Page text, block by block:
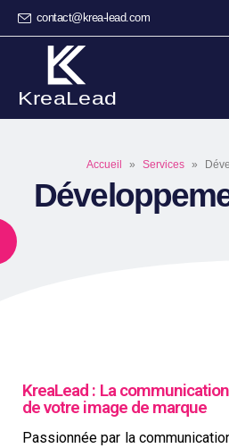
contact@krea-lead.com
Accueil » Services »
KreaLead : La
de votre image de marque
Passionnée par la